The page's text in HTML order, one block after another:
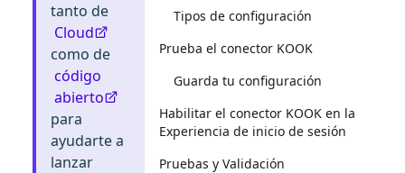
tanto de
Cloud
como de
código
abierto
para
ayudarte a
lanzar
Tipos de configuración
Prueba el conector KOOK
Guarda tu configuración
Habilitar el conector KOOK en la
Experiencia de inicio de sesión
Pruebas y Validación